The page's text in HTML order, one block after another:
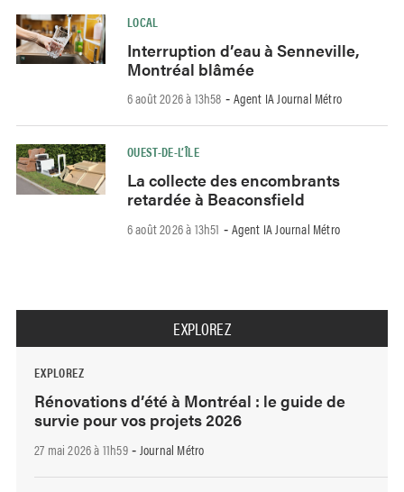
LOCAL
Interruption d’eau à Senneville,
Montréal blâmée
6 août 2026 à 13h58 - Agent IA Journal Métro
OUEST-DE-L’ÎLE
La collecte des encombrants
retardée à Beaconsfield
6 août 2026 à 13h51 - Agent IA Journal Métro
EXPLOREZ
EXPLOREZ
Rénovations d’été à Montréal : le guide de
survie pour vos projets 2026
27 mai 2026 à 11h59- Journal Métro